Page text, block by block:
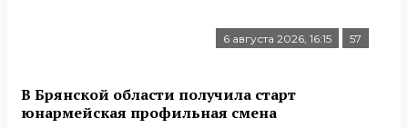
6 августа 2026, 16:15 57
В Брянской области получила старт
юнармейская профильная смена